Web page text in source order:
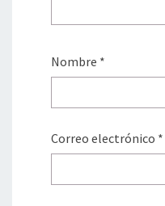
Nombre *
Correo electrónico *